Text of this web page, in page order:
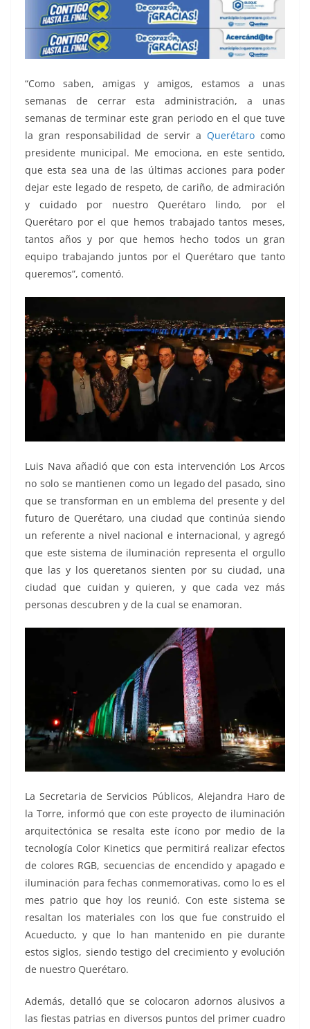
“Como saben, amigas y amigos, estamos a unas
semanas de cerrar esta administración, a unas
semanas de terminar este gran periodo en el que tuve
la gran responsabilidad de servir a Querétaro como
presidente municipal. Me emociona, en este sentido,
que esta sea una de las últimas acciones para poder
dejar este legado de respeto, de cariño, de admiración
y cuidado por nuestro Querétaro lindo, por el
Querétaro por el que hemos trabajado tantos meses,
tantos años y por que hemos hecho todos un gran
equipo trabajando juntos por el Querétaro que tanto
queremos”, comentó.
Luis Nava añadió que con esta intervención Los Arcos
no solo se mantienen como un legado del pasado, sino
que se transforman en un emblema del presente y del
futuro de Querétaro, una ciudad que continúa siendo
un referente a nivel nacional e internacional, y agregó
que este sistema de iluminación representa el orgullo
que las y los queretanos sienten por su ciudad, una
ciudad que cuidan y quieren, y que cada vez más
personas descubren y de la cual se enamoran.
La Secretaria de Servicios Públicos, Alejandra Haro de
la Torre, informó que con este proyecto de iluminación
arquitectónica se resalta este ícono por medio de la
tecnología Color Kinetics que permitirá realizar efectos
de colores RGB, secuencias de encendido y apagado e
iluminación para fechas conmemorativas, como lo es el
mes patrio que hoy los reunió. Con este sistema se
resaltan los materiales con los que fue construido el
Acueducto, y que lo han mantenido en pie durante
estos siglos, siendo testigo del crecimiento y evolución
de nuestro Querétaro.
Además, detalló que se colocaron adornos alusivos a
las fiestas patrias en diversos puntos del primer cuadro